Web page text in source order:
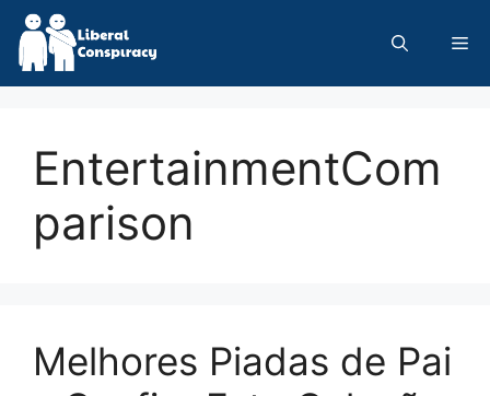
Skip
content
EntertainmentCom
parison
Melhores Piadas de Pai